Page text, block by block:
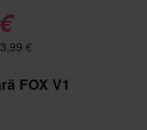
€
FOX V1